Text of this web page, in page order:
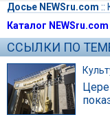
Досье NEWSru.com ::
Каталог NEWSru.com
ССЫЛКИ ПО